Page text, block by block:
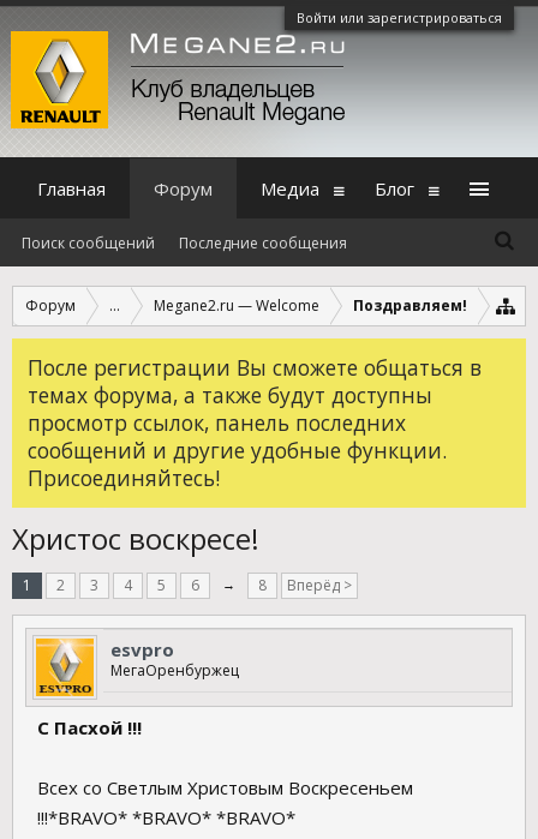
Войти или зарегистрироваться
Форум ... Megane2.ru — Welcome Поздравляем!
После регистрации Вы сможете общаться в
темах форума, а также будут доступны
просмотр ссылок, панель последних
сообщений и другие удобные функции.
Присоединяйтесь!
Христос воскресе!
1 2 3 4 5 6 → 8 Вперёд >
esvpro
МегаОренбуржец
С Пасхой !!!
Всех со Светлым Христовым Воскресеньем
!!!*BRAVO* *BRAVO* *BRAVO*
Главная Форум
Поиск сообщений Последние сообщения
Медиа Блог